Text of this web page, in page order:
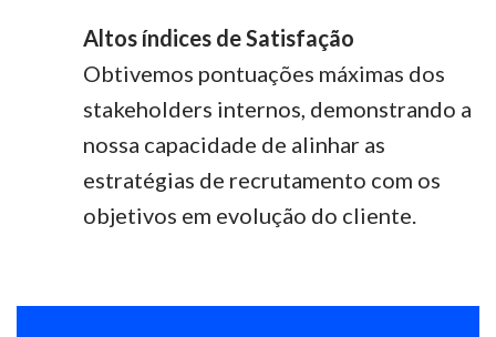
Altos índices de Satisfação
Obtivemos pontuações máximas dos
stakeholders internos, demonstrando a
nossa capacidade de alinhar as
estratégias de recrutamento com os
objetivos em evolução do cliente.